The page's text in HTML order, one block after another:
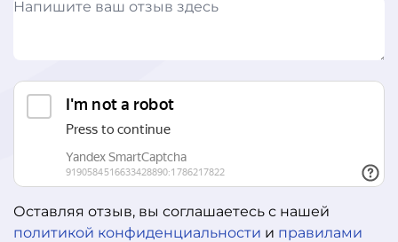
Оставляя отзыв, вы соглашаетесь с нашей
политикой конфиденциальности и правилами